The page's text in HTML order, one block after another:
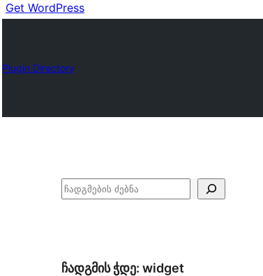
Get WordPress
Plugin Directory
ძებნა
ჩადგმის ჭდე: widget